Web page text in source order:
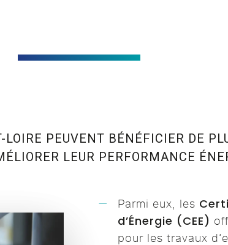
PEUVENT BÉNÉFICIER DE
LEUR PERFORMANCE
Parmi eux, les
d’Énergie (CEE)
pour les travaux